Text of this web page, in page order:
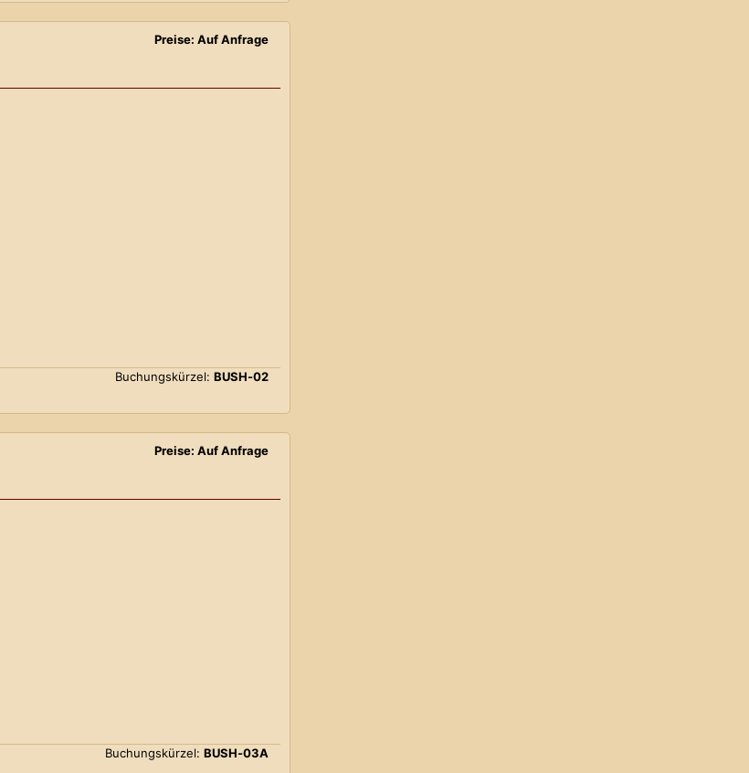
Preise: Auf Anfrage
Buchungskürzel: BUSH-02
Preise: Auf Anfrage
Buchungskürzel: BUSH-03A